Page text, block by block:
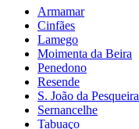
Armamar
Cinfães
Lamego
Moimenta da Beira
Penedono
Resende
S. João da Pesqueira
Sernancelhe
Tabuaço